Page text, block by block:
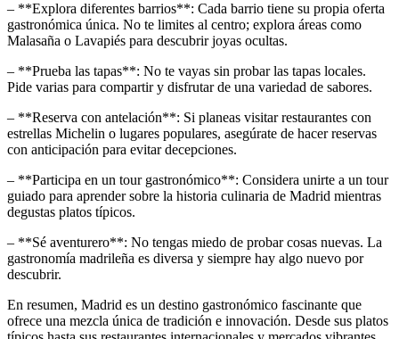
– **Explora diferentes barrios**: Cada barrio tiene su propia oferta
gastronómica única. No te limites al centro; explora áreas como
Malasaña o Lavapiés para descubrir joyas ocultas.
– **Prueba las tapas**: No te vayas sin probar las tapas locales.
Pide varias para compartir y disfrutar de una variedad de sabores.
– **Reserva con antelación**: Si planeas visitar restaurantes con
estrellas Michelin o lugares populares, asegúrate de hacer reservas
con anticipación para evitar decepciones.
– **Participa en un tour gastronómico**: Considera unirte a un tour
guiado para aprender sobre la historia culinaria de Madrid mientras
degustas platos típicos.
– **Sé aventurero**: No tengas miedo de probar cosas nuevas. La
gastronomía madrileña es diversa y siempre hay algo nuevo por
descubrir.
En resumen, Madrid es un destino gastronómico fascinante que
ofrece una mezcla única de tradición e innovación. Desde sus platos